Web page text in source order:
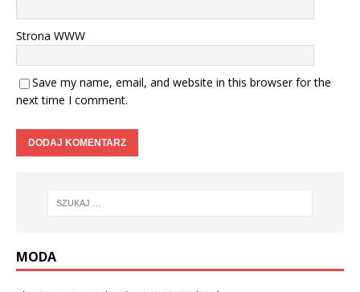
Strona WWW
Save my name, email, and website in this browser for the
next time I comment.
MODA